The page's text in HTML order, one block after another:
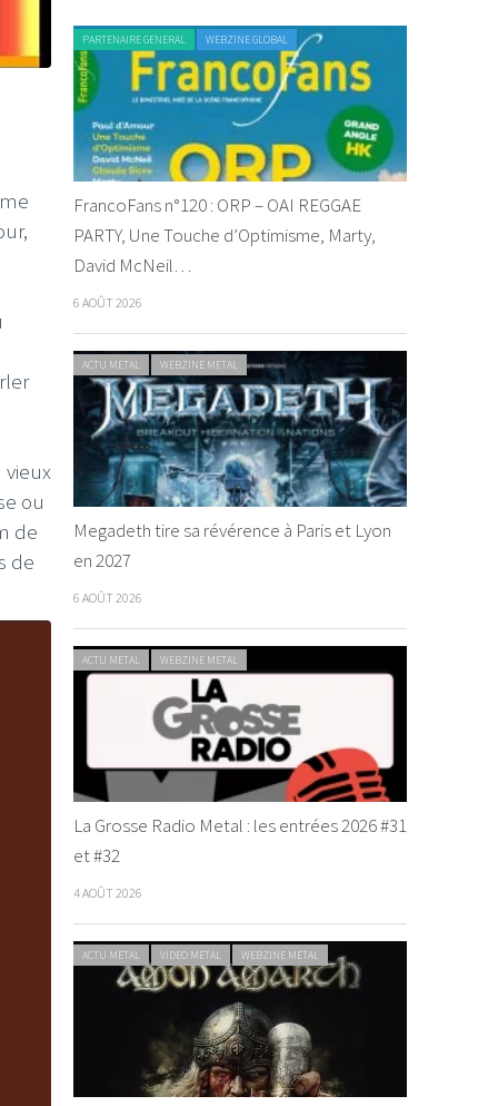
vieux
ou
de
de
PARTENAIRE GENERAL WEBZINE GLOBAL
FrancoFans n°120 : ORP – OAI REGGAE
PARTY, Une Touche d’Optimisme, Marty,
David McNeil…
6 AOÛT 2026
ACTU METAL WEBZINE METAL
Megadeth tire sa révérence à Paris et Lyon
en 2027
6 AOÛT 2026
ACTU METAL WEBZINE METAL
La Grosse Radio Metal : les entrées 2026 #31
et #32
4 AOÛT 2026
ACTU METAL VIDEO METAL WEBZINE METAL